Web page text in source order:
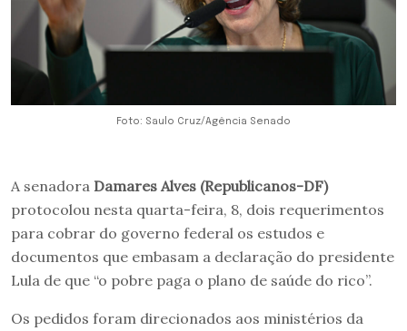
Foto: Saulo Cruz/Agência Senado
A senadora Damares Alves (Republicanos-DF)
protocolou nesta quarta-feira, 8, dois requerimentos
para cobrar do governo federal os estudos e
documentos que embasam a declaração do presidente
Lula de que “o pobre paga o plano de saúde do rico”.
Os pedidos foram direcionados aos ministérios da